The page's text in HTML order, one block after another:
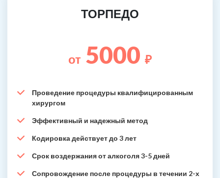
ТОРПЕДО
от 5000 ₽
Проведение процедуры квалифицированным
хирургом
Эффективный и надежный метод
Кодировка действует до 3 лет
Срок воздержания от алкоголя 3-5 дней
Сопровождение после процедуры в течении 2-х